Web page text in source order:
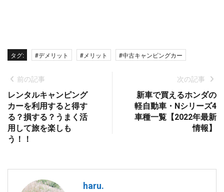
タグ: #デメリット #メリット #中古キャンピングカー
前の記事
レンタルキャンピング
カーを利用すると得す
る？損する？うまく活
用して旅を楽しも
う！！
次の記事
新車で買えるホンダの
軽自動車・Nシリーズ4
車種一覧【2022年最新
情報】
haru.